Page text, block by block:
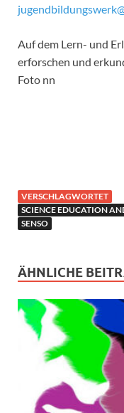
Auf dem Lern- und
erforschen und
Foto nn
VERSCHLAGWORTET
SCIENCE EDUCATION
SENSO
ÄHNLICHE